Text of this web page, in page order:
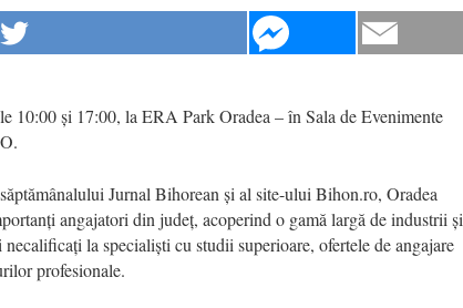
10:00 și 17:00, la ERA Park Oradea – în Sala de Evenimente
Jurnal Bihorean și al site-ului Bihon.ro, Oradea
angajatori din județ, acoperind o gamă largă de industrii și
la specialiști cu studii superioare, ofertele de angajare
profesionale.